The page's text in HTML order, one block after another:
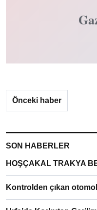
Önceki haber
SON HABERLER
HOŞÇAKAL TRAKYA
Kontrolden çıkan